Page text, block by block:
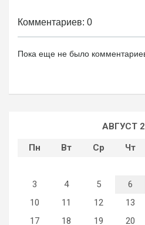
Комментариев: 0
Пока еще не было
АВГУСТ
Пн
Вт Ср Чт
3
4 5 6
10
11 12 13
17
18 19 20